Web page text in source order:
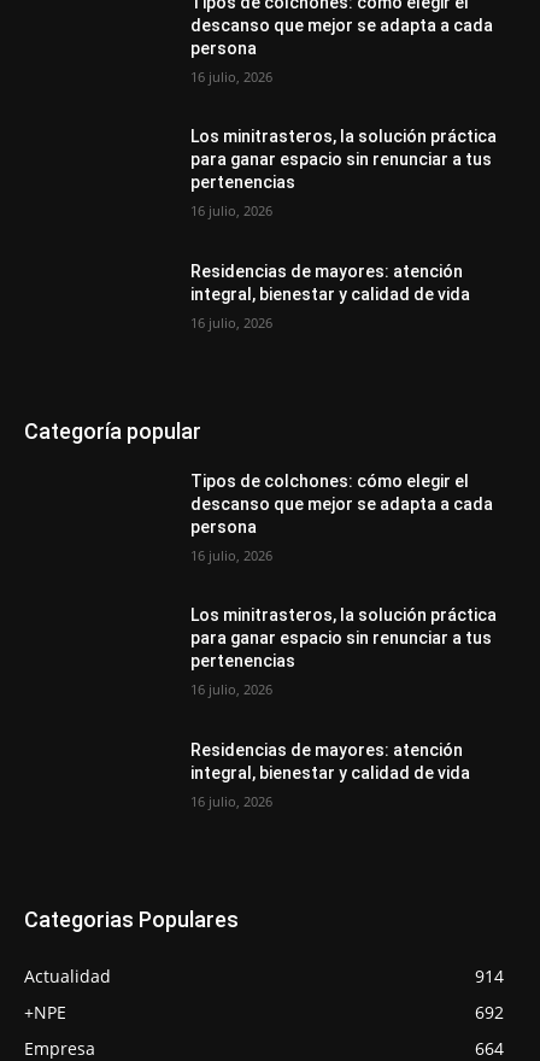
descanso que mejor se adapta a cada
persona
16 julio, 2026
Los minitrasteros, la solución práctica
para ganar espacio sin renunciar a tus
pertenencias
16 julio, 2026
Residencias de mayores: atención
integral, bienestar y calidad de vida
16 julio, 2026
Categoría popular
Tipos de colchones: cómo elegir el
descanso que mejor se adapta a cada
persona
16 julio, 2026
Los minitrasteros, la solución práctica
para ganar espacio sin renunciar a tus
pertenencias
16 julio, 2026
Residencias de mayores: atención
integral, bienestar y calidad de vida
16 julio, 2026
Categorias Populares
Actualidad
914
+NPE
692
Empresa
664